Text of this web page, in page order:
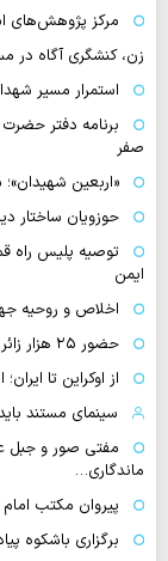
مرکز پژوهش‌های
زن، کنشگری آگاه در
استمرار مسیر
برنامه دفتر حضرت
صفر
«اربعین
حوزویان ساختار
توصیه پلیس راه
ایمن
اخلاص و روحیه
حضور ۲۵ هزار زائر در مراسم جاماندگان اربعین حسینی در کربلای ایران
از اوکراین تا
سینمای مستند
مفتی صور و جبل
ماندگاری…
پیروان مکتب
برگزاری باشکوه